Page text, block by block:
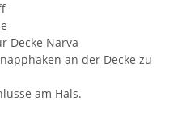
Decke Narva
an der Decke zu
am Hals.